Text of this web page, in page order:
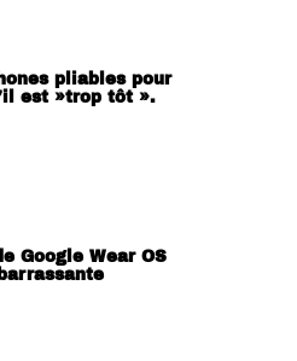
pliables pour
est »trop tôt ».
Google Wear OS